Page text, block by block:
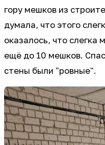
гору мешков из
думала, что этого
оказалось, что слегка
ещё до 10 мешков.
стены были "ровные".